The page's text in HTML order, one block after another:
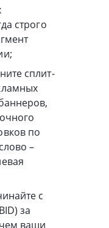
строго
сплит-
по
–
с
за
ваши